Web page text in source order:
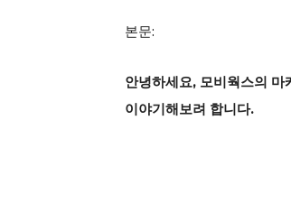
본문:
안녕하세요, 모비웍스의 마
이야기해보려 합니다.